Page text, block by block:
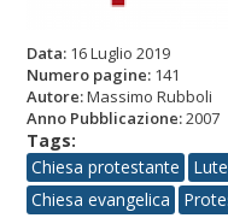
Data: 16 Luglio 2019
Numero pagine: 141
Autore:Massimo Rubboli
Anno Pubblicazione:2007
Tags:
Chiesa protestante
Chiesa evangelica